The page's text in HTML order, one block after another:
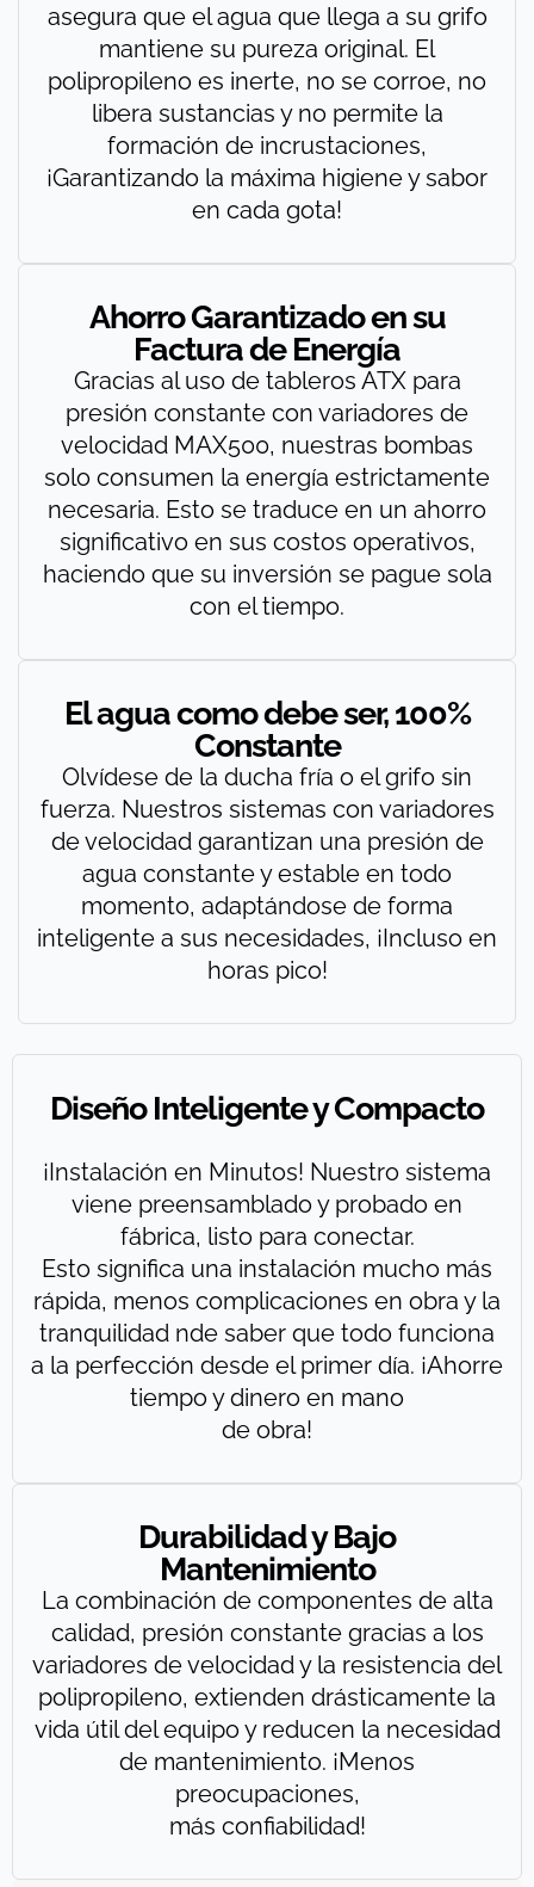
El agua como debe ser, 100%
Constante
Olvídese de la ducha fría o el grifo sin
fuerza. Nuestros sistemas con variadores
de velocidad garantizan una presión de
agua constante y estable en todo
momento, adaptándose de forma
inteligente a sus necesidades, ¡Incluso en
horas pico!
Ahorro Garantizado en su
Factura de Energía
Gracias al uso de tableros ATX para
presión constante con variadores de
velocidad MAX500, nuestras bombas
solo consumen la energía estrictamente
necesaria. Esto se traduce en un ahorro
significativo en sus costos operativos,
haciendo que su inversión se pague sola
con el tiempo.
asegura que el agua que llega a su grifo
mantiene su pureza original. El
polipropileno es inerte, no se corroe, no
libera sustancias y no permite la
formación de incrustaciones,
¡Garantizando la máxima higiene y sabor
en cada gota!
Diseño Inteligente y Compacto
¡Instalación en Minutos! Nuestro sistema
viene preensamblado y probado en
fábrica, listo para conectar.
Esto significa una instalación mucho más
rápida, menos complicaciones en obra y la
tranquilidad nde saber que todo funciona
a la perfección desde el primer día. ¡Ahorre
tiempo y dinero en mano
de obra!
Durabilidad y Bajo
Mantenimiento
La combinación de componentes de alta
calidad, presión constante gracias a los
variadores de velocidad y la resistencia del
polipropileno, extienden drásticamente la
vida útil del equipo y reducen la necesidad
de mantenimiento. ¡Menos
preocupaciones,
más confiabilidad!